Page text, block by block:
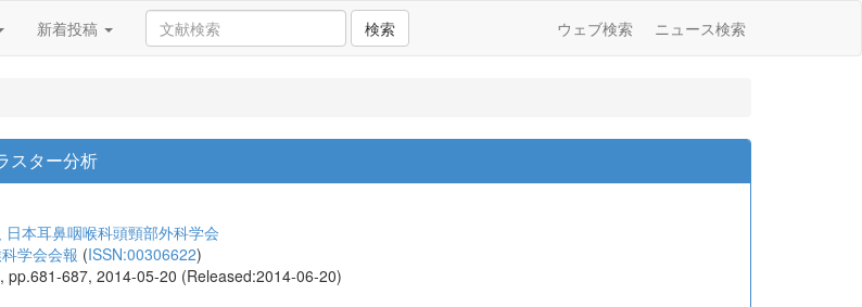
新着投稿 検索 ウェブ検索 ニュース検索
スター分析
日本耳鼻咽喉科頭頸部外科学会
学会会報 (ISSN:00306622)
pp.681-687, 2014-05-20 (Released:2014-06-20)